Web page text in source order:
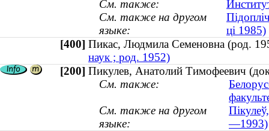
См. также:
См. также на другом
языке:
ці 1985)
[400] Пикас, Людмила Семеновна (род.
наук ; род. 1952)
[200] Пикулев, Анатолий Тимофеевич
См. также:
См. также на другом
языке:
—1993)